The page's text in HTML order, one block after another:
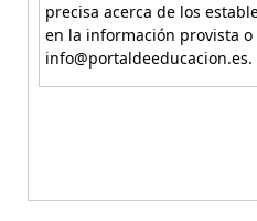
precisa acerca de los
en la información provista
info@portaldeeducacion.es.